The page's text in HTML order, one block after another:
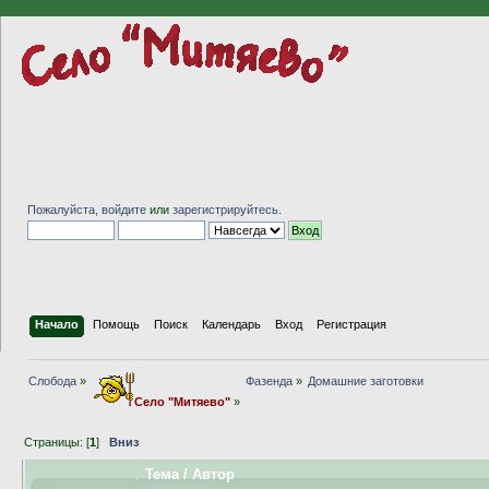
Пожалуйста, войдите или зарегистрируйтесь
Начало Помощь Поиск Календарь Вход Регистрация
Слобода »
Село "Митяево"»
Фазенда» Домашние заготовки
Страницы: [1]Вниз
Тема / Автор